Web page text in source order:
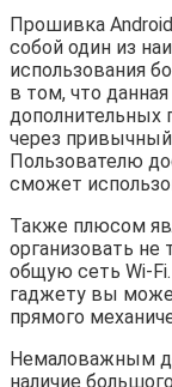
Прошивка
собой один из
использования
в том, что
дополнительных
через
Пользователю
сможет
Также плюсом
организовать не
общую сеть Wi-
гаджету вы
прямого
Немаловажным
наличие